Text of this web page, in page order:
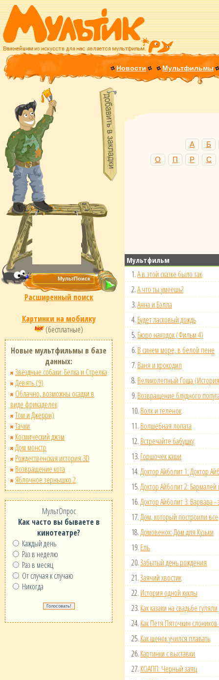
Новости Мультфильмы
Расширенный поиск
Картинки на мобилку
(бесплатные)
Новые мультфильмы в базе
данных:
Звёздные собаки: Белка и Стрелка
Девять (9)
Облачно, возможны осадки в
виде фрикаделек
Том и Джерри)
Тачки
Космический джэм
Дом монстр
Рождественская история 3D
Возвращение кота
Яблочное зернышко 2
МультОпрос
Как часто вы бываете в
кинотеатре?
Каждый день
Раз в неделю
Раз в месяц
От случая к случаю
Никогда
А
Б
О
П Р С
Мультфильм
1.А в этой сказке было так
2.А что ты умеешь?
3.Анна и Бэлла
4. Будет ласковый дождь
5. Бюро находок (Фильм 4)
6. В синем море, в белой пене
7. Ваня и крокодил
8. Великолепный Гоша
9. Возвращение блудного
10. Волк и теленок
11. Волшебная лопата
12. Встречайте бабушку
13. Горшочек каши
14.Доктор Айболит 1: Доктор
15.Доктор Айболит 2:
16.Доктор Айболит 3: Варвара -
17.Дом, который построили все
18.Домовенок: Дом для Кузьки
19. Ель
20.Забытый день рождения
21.Заячий хвостик
22. История одной куклы
23. Как казаки на свадьбе гуляли
24. Как Петя Пяточкин
25. Как щенок учился плавать
26. Картинки с выставки
27. КОАПП: Черный заяц